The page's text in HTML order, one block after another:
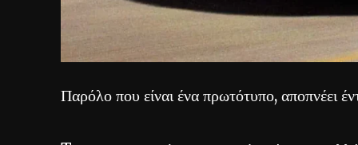
Παρόλο που είναι ένα πρωτότυπο, αποπνέει